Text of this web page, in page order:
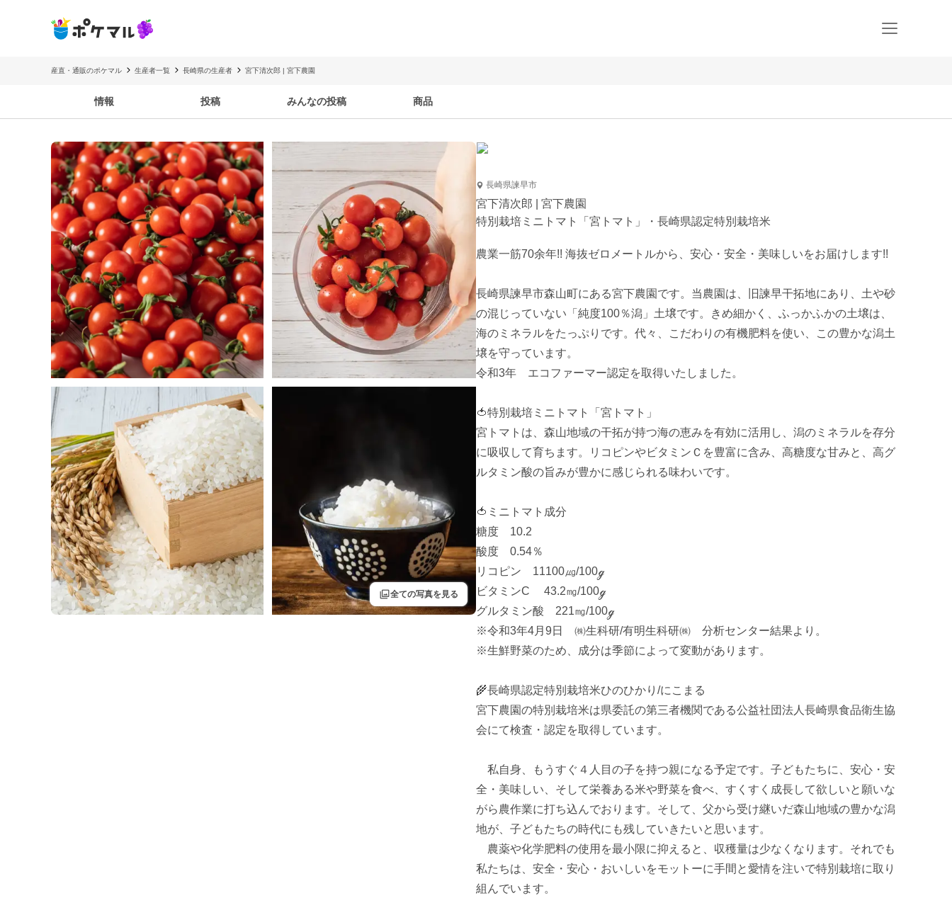
産直・通販のポケマル 生産者一覧 長崎県の生産者 宮下清次郎 | 宮下農園
情報 投稿 みんなの投稿 商品
filter全ての写真を見る
長崎県諫早市
宮下清次郎 | 宮下農園
特別栽培ミニトマト「宮トマト」・長崎県認定特別栽培米
農業一筋70余年!! 海抜ゼロメートルから、安心・安全・美味しいをお届けします!!
長崎県諫早市森山町にある宮下農園です。当農園は、旧諫早干拓地にあり、土や砂
の混じっていない「純度100％潟」土壌です。きめ細かく、ふっかふかの土壌は、
海のミネラルをたっぷりです。代々、こだわりの有機肥料を使い、この豊かな潟土
壌を守っています。
令和3年　エコファーマー認定を取得いたしました。
🍅特別栽培ミニトマト「宮トマト」
宮トマトは、森山地域の干拓が持つ海の恵みを有効に活用し、潟のミネラルを存分
に吸収して育ちます。リコピンやビタミンＣを豊富に含み、高糖度な甘みと、高グ
ルタミン酸の旨みが豊かに感じられる味わいです。
🍅ミニトマト成分
糖度　10.2
酸度　0.54％
リコピン　11100㎍/100ℊ
ビタミンC 　43.2㎎/100ℊ
グルタミン酸　221㎎/100ℊ
※令和3年4月9日　㈱生科研/有明生科研㈱　分析センター結果より。
※生鮮野菜のため、成分は季節によって変動があります。
🌾長崎県認定特別栽培米ひのひかり/にこまる
宮下農園の特別栽培米は県委託の第三者機関である公益社団法人長崎県食品衛生協
会にて検査・認定を取得しています。
私自身、もうすぐ４人目の子を持つ親になる予定です。子どもたちに、安心・安
全・美味しい、そして栄養ある米や野菜を食べ、すくすく成長して欲しいと願いな
がら農作業に打ち込んでおります。そして、父から受け継いだ森山地域の豊かな潟
地が、子どもたちの時代にも残していきたいと思います。
農薬や化学肥料の使用を最小限に抑えると、収穫量は少なくなります。それでも
私たちは、安全・安心・おいしいをモットーに手間と愛情を注いで特別栽培に取り
組んでいます。